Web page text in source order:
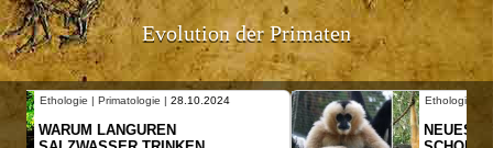
Evolution der Primaten
Ethologie | Primatologie | 10.10.2024
NEUES VON WEIBLICHEN